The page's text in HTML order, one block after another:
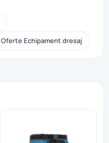
Oferte Echipament dresaj